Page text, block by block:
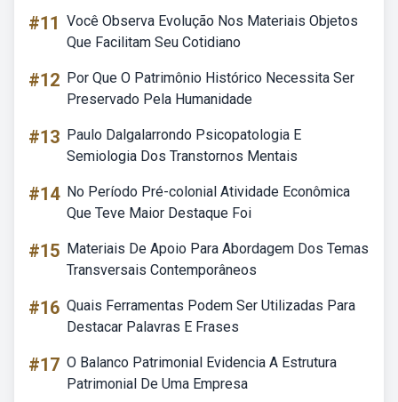
#11 Você Observa Evolução Nos Materiais Objetos
Que Facilitam Seu Cotidiano
#12 Por Que O Patrimônio Histórico Necessita Ser
Preservado Pela Humanidade
#13 Paulo Dalgalarrondo Psicopatologia E
Semiologia Dos Transtornos Mentais
#14 No Período Pré-colonial Atividade Econômica
Que Teve Maior Destaque Foi
#15 Materiais De Apoio Para Abordagem Dos Temas
Transversais Contemporâneos
#16 Quais Ferramentas Podem Ser Utilizadas Para
Destacar Palavras E Frases
#17 O Balanco Patrimonial Evidencia A Estrutura
Patrimonial De Uma Empresa